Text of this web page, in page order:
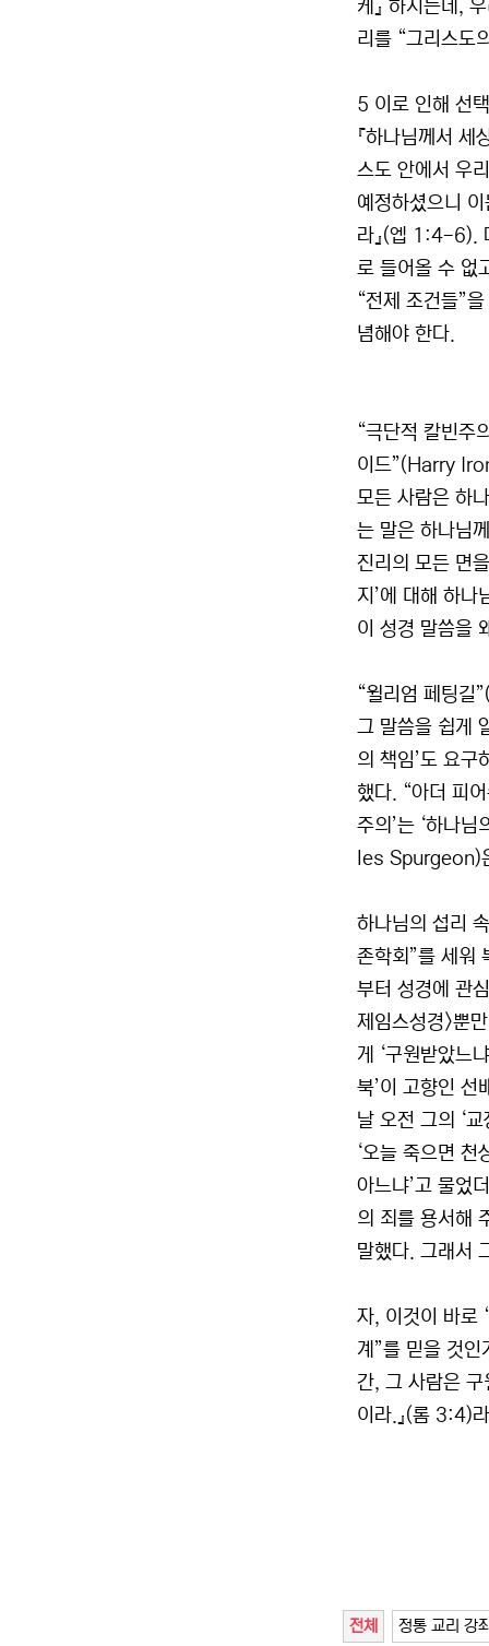
케』 하시는데,
리를 “그리스도
5 이로 인해 선
『하나님께서
스도 안에서 우
예정하셨으니
라』(엡 1:4-6).
로 들어올 수 없
“전제 조건들”
념해야 한다.
“극단적 칼빈주
이드”(Harry
모든 사람은 하
는 말은 하나님
진리의 모든 면
지’에 대해 하나
이 성경 말씀을
“윌리엄 페팅
그 말씀을 쉽게
의 책임’도 요
했다. “아더 피
주의’는 ‘하나
les Spurgeon)
하나님의 섭리
존학회”를 세워
부터 성경에 관
제임스성경>뿐
게 ‘구원받았느
북’이 고향인
날 오전 그의 ‘
‘오늘 죽으면 천
아느냐’고 물었
의 죄를 용서해
말했다. 그래서
자, 이것이 바로
계”를 믿을 것
간, 그 사람은 구
이라.』(롬 3:4)
전체 정통 교리 강